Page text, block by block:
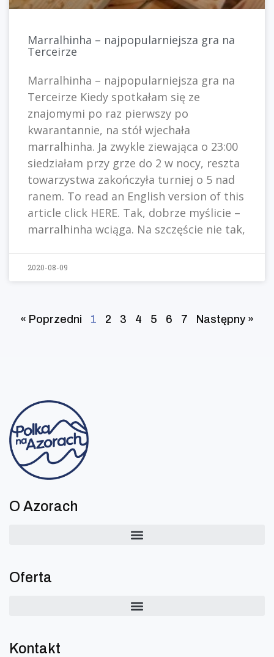
Marralhinha – najpopularniejsza gra na
Terceirze
Marralhinha – najpopularniejsza gra na
Terceirze Kiedy spotkałam się ze
znajomymi po raz pierwszy po
kwarantannie, na stół wjechała
marralhinha. Ja zwykle ziewająca o 23:00
siedziałam przy grze do 2 w nocy, reszta
towarzystwa zakończyła turniej o 5 nad
ranem. To read an English version of this
article click HERE. Tak, dobrze myślicie –
marralhinha wciąga. Na szczęście nie tak,
2020-08-09
« Poprzedni 1 2 3 4 5 6 7 Następny »
O Azorach
Oferta
Kontakt